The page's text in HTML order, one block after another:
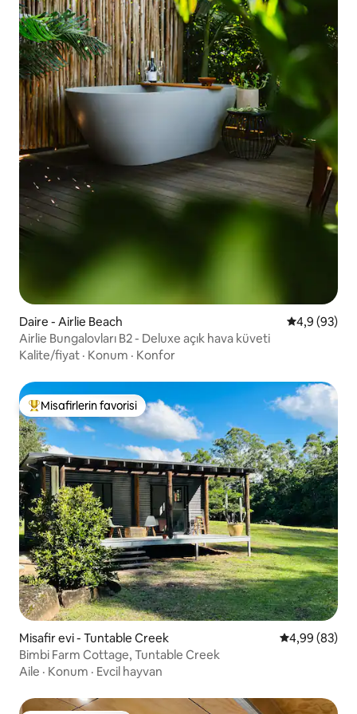
Daire - Airlie Beach 5 üzerinden
4,9 (93)
Airlie Bungalovları B2 - Deluxe açık hava küveti
Kalite/fiyat · Konum · Konfor
Misafirlerin favorilerinden en beğenilenler arasında
Misafirlerin favorisi
Misafir evi - Tuntable Creek 5 üzerinden
4,99 (83)
Bimbi Farm Cottage, Tuntable Creek
Aile · Konum · Evcil hayvan